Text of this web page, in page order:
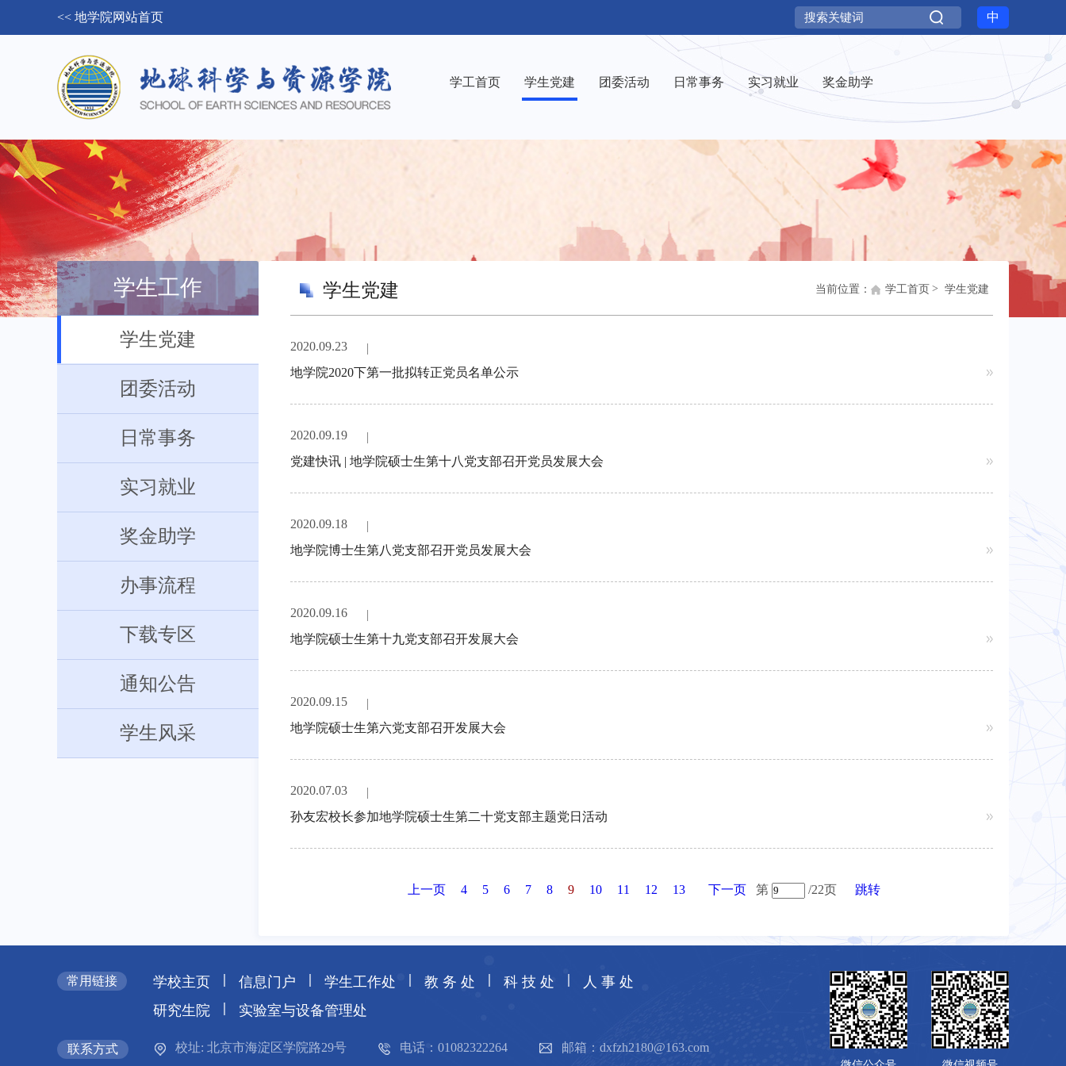
<< 地学院网站首页 中
学工首页 学生党建 团委活动 日常事务 实习就业 奖金助学
学生工作
学生党建
团委活动
日常事务
实习就业
奖金助学
办事流程
下载专区
通知公告
学生风采
学生党建 当前位置： 学工首页 > 学生党建
2020.09.23
地学院2020下第一批拟转正党员名单公示
2020.09.19
党建快讯 | 地学院硕士生第十八党支部召开党员发展大会
2020.09.18
地学院博士生第八党支部召开党员发展大会
2020.09.16
地学院硕士生第十九党支部召开发展大会
2020.09.15
地学院硕士生第六党支部召开发展大会
2020.07.03
孙友宏校长参加地学院硕士生第二十党支部主题党日活动
上一页 4 5 6 7 8 9 10 11 12 13 下一页 第 /22页 跳转
常用链接 学校主页 | 信息门户 | 学生工作处 | 教 务 处 | 科 技 处 |
人 事 处
研究生院
| 实验室与设备管理处
联系方式 校址: 北京市海淀区学院路29号 电话：01082322264 邮箱：dxfzh2180@163.com